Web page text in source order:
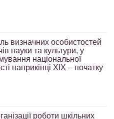
визначних особистостей
науки та культури, у
національної
наприкінці ХІХ – початку
роботи шкільних